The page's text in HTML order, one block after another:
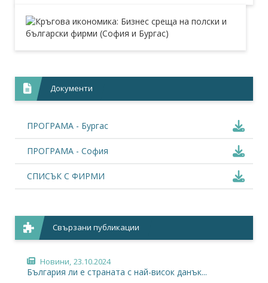
Документи
ПРОГРАМА - Бургас
ПРОГРАМА - София
СПИСЪК С ФИРМИ
Свързани публикации
Новини, 23.10.2024
България ли е страната с най-висок данък...